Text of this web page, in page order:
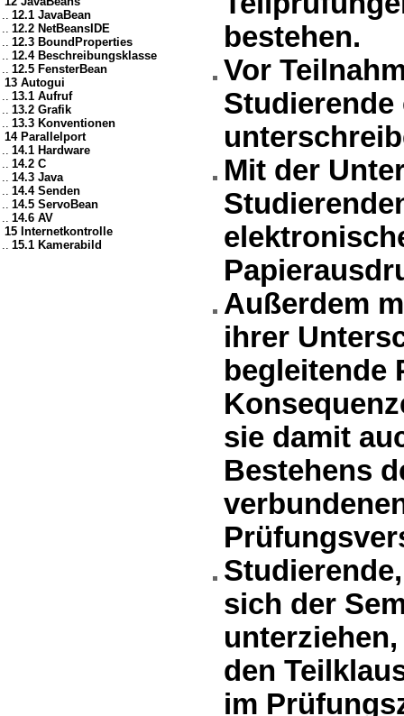
.. 12.1 JavaBean
.. 12.2 NetBeansIDE
.. 12.3 BoundProperties
.. 12.4 Beschreibungsklasse
.. 12.5 FensterBean
13 Autogui
.. 13.1 Aufruf
.. 13.2 Grafik
.. 13.3 Konventionen
14 Parallelport
.. 14.1 Hardware
.. 14.2 C
.. 14.3 Java
.. 14.4 Senden
.. 14.5 ServoBean
.. 14.6 AV
15 Internetkontrolle
.. 15.1 Kamerabild
bestehen.
Vor
Mit der
Außerdem
ihrer
begleitende
sie damit
Bestehens
sich der
den
im